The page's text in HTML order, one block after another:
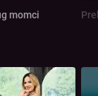
momci